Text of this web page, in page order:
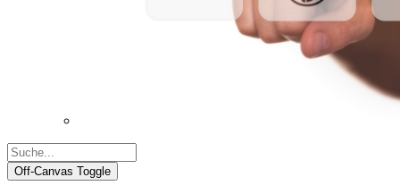
Off-Canvas Toggle